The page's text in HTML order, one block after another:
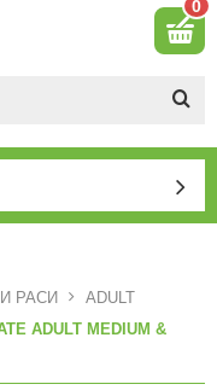
0
РАСИ
ADULT
ADULT MEDIUM &